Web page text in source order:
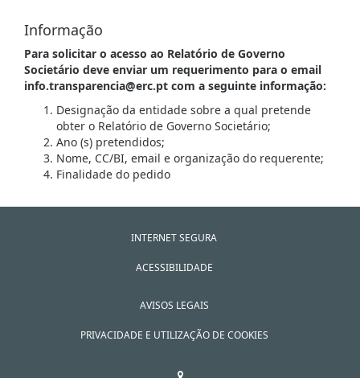
Informação
Para solicitar o acesso ao Relatório de Governo
Societário deve enviar um requerimento para o email
info.transparencia@erc.pt com a seguinte informação:
Designação da entidade sobre a qual pretende
obter o Relatório de Governo Societário;
Ano (s) pretendidos;
Nome, CC/BI, email e organização do requerente;
Finalidade do pedido
INTERNET SEGURA
ACESSIBILIDADE
AVISOS LEGAIS
PRIVACIDADE E UTILIZAÇÃO DE COOKIES